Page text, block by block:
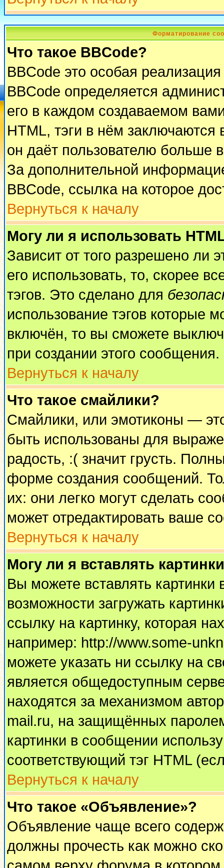
Форматирование
Что такое BBCode?
BBCode это особая
BBCode определяется
его в каждом создаваемом
HTML, тэги в нём заключаются
он даёт пользователю больше
За дополнительной
BBCode, ссылка на которое
Вернуться к началу
Могу ли я использовать
Зависит от того разрешено ли
его использовать, то, скорее
тэгов. Это сделано для
использование тэгов которые
включён, то вы сможете
при создании этого сообщения.
Вернуться к началу
Что такое смайлики?
Смайлики, или эмотиконы —
быть использованы для
радость, :( значит грусть.
форме создания сообщений.
их: они легко могут сделать
может отредактировать ваше
Вернуться к началу
Могу ли я вставлять
Вы можете вставлять
возможности загружать
ссылку на картинку, которая
например: http://www.some-
можете указать ни ссылку на
является общедоступным
находятся за механизмом
mail.ru, на защищённых
картинки в сообщении
соответствующий тэг HTML
Вернуться к началу
Что такое «Объявление»?
Объявление чаще всего
должны прочесть как можно